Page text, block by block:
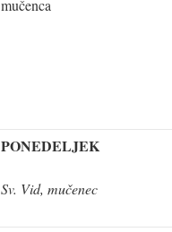
mučenca
PONEDELJEK
Sv. Vid, mučenec